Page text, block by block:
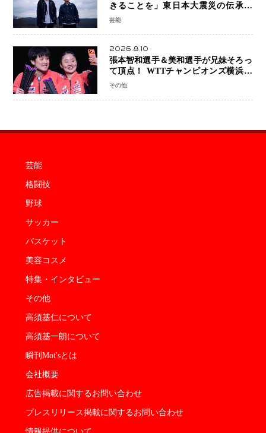
きることを」東日本大震災の伝承歌
「幾重」ライブ音源を配信、収益を全
芸能
2026.8.10
張本智和選手＆美和選手が兄妹そろっ
て頂点！ WTTチャンピオンズ横浜で
史上初の快挙 2人で約1264万円の優
その他
芸能
格闘技
野球
サッカー
バスケット
美容コスメ
特集・インタビュー
その他
高須基仁について
高須基一朗について
瞬刊Mot'sとは
会社概要
広告掲載に関するお問い合わせ
プレスリリース掲載に関するお問い合わせ